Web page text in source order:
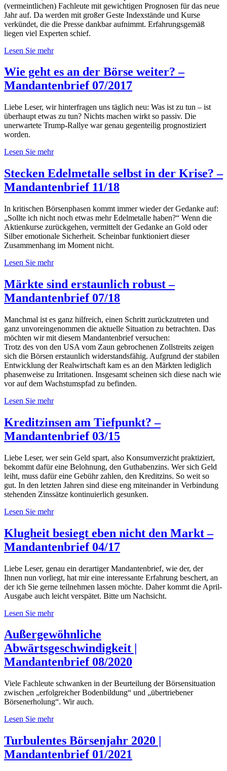
(vermeintlichen) Fachleute mit gewichtigen Prognosen für das neue
Jahr auf. Da werden mit großer Geste Indexstände und Kurse
verkündet, die die Presse dankbar aufnimmt. Erfahrungsgemäß
liegen viel Experten schief.
Lesen Sie mehr
Wie geht es an der Börse weiter? –
Mandantenbrief 07/2017
Liebe Leser, wir hinterfragen uns täglich neu: Was ist zu tun – ist
überhaupt etwas zu tun? Nichts machen wirkt so passiv. Die
unerwartete Trump-Rallye war genau gegenteilig prognostiziert
worden.
Lesen Sie mehr
Stecken Edelmetalle selbst in der Krise? –
Mandantenbrief 11/18
In kritischen Börsenphasen kommt immer wieder der Gedanke auf:
„Sollte ich nicht noch etwas mehr Edelmetalle haben?“ Wenn die
Aktienkurse zurückgehen, vermittelt der Gedanke an Gold oder
Silber emotionale Sicherheit. Scheinbar funktioniert dieser
Zusammenhang im Moment nicht.
Lesen Sie mehr
Märkte sind erstaunlich robust –
Mandantenbrief 07/18
Manchmal ist es ganz hilfreich, einen Schritt zurückzutreten und
ganz unvoreingenommen die aktuelle Situation zu betrachten. Das
möchten wir mit diesem Mandantenbrief versuchen:
Trotz des von den USA vom Zaun gebrochenen Zollstreits zeigen
sich die Börsen erstaunlich widerstandsfähig. Aufgrund der stabilen
Entwicklung der Realwirtschaft kam es an den Märkten lediglich
phasenweise zu Irritationen. Insgesamt scheinen sich diese nach wie
vor auf dem Wachstumspfad zu befinden.
Lesen Sie mehr
Kreditzinsen am Tiefpunkt? –
Mandantenbrief 03/15
Liebe Leser, wer sein Geld spart, also Konsumverzicht praktiziert,
bekommt dafür eine Belohnung, den Guthabenzins. Wer sich Geld
leiht, muss dafür eine Gebühr zahlen, den Kreditzins. So weit so
gut. In den letzten Jahren sind diese eng miteinander in Verbindung
stehenden Zinssätze kontinuierlich gesunken.
Lesen Sie mehr
Klugheit besiegt eben nicht den Markt –
Mandantenbrief 04/17
Liebe Leser, genau ein derartiger Mandantenbrief, wie der, der
Ihnen nun vorliegt, hat mir eine interessante Erfahrung beschert, an
der ich Sie gerne teilnehmen lassen möchte. Daher kommt die April-
Ausgabe auch leicht verspätet. Bitte um Nachsicht.
Lesen Sie mehr
Außergewöhnliche
Abwärtsgeschwindigkeit |
Mandantenbrief 08/2020
Viele Fachleute schwanken in der Beurteilung der Börsensituation
zwischen „erfolgreicher Bodenbildung“ und „übertriebener
Börsenerholung“. Wir auch.
Lesen Sie mehr
Turbulentes Börsenjahr 2020 |
Mandantenbrief 01/2021